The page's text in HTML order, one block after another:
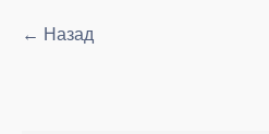
Назад